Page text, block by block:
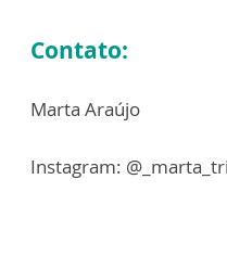
Contato:
Marta Araújo
Instagram: